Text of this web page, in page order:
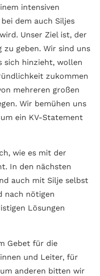
intensiven
dem auch Siljes
Unser Ziel ist, der
zu geben. Wir sind uns
sich hinzieht, wollen
zukommen
mehreren großen
Wir bemühen uns
ein KV-Statement
wie es mit der
In den nächsten
auch mit Silje selbst
nach nötigen
Lösungen
Gebet für die
und Leiter, für
anderen bitten wir